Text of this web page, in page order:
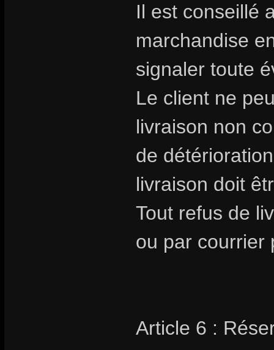
Il est conseillé
marchandise
signaler toute
Le client ne
livraison non
de
livraison doit
Tout refus de
ou par courrier
Article 6 :